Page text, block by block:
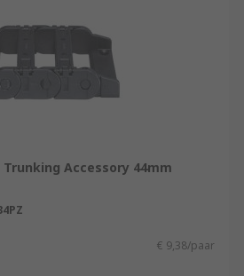
Accessory 44mm
€ 9,38/paar